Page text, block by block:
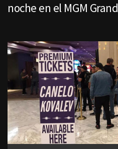
noche en el MGM